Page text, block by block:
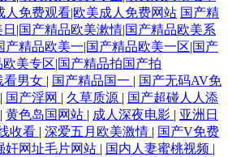
人免费观看|欧美成人免费网站 国产精
|国产精品欧美漱情|国产精品欧美系
产精品欧美一|国产精品欧美一区|国产
美专区|国产精品拍国产拍
看男女 | 国产精品国一 | 国产无码AV免
| 国产淫网 | 久草质源 | 国产超碰人人添
| 黄色岛国网站 | 成人深夜电影 | 亚洲日
收看 | 深爱五月欧美激情 | 国产V免费
奸网址毛片网站 | 国内人妻蜜桃视频 |